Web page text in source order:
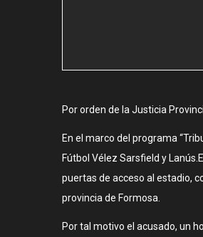
Por orden de la Justicia
En el marco del programa
Fútbol Vélez Sarsfield y
puertas de acceso al estadio,
provincia de Formosa.
Por tal motivo el acusado, un